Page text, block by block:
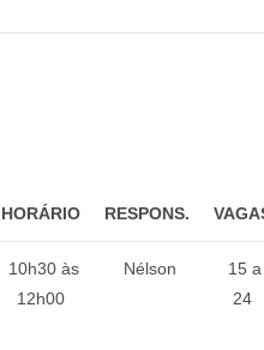
HORÁRIO RESPONS.
10h30 às
12h00
Nélson
15 a
24